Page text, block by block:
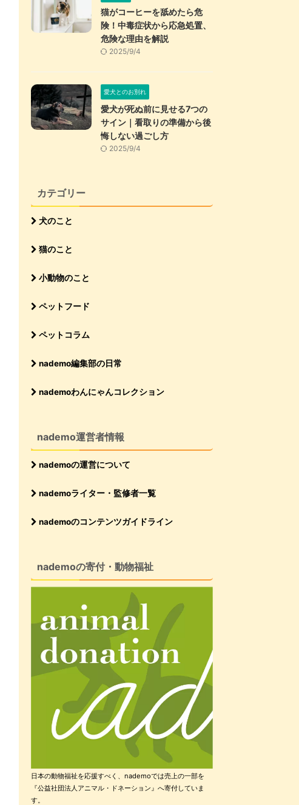
猫がコーヒーを舐めたら危
険！中毒症状から応急処置、
危険な理由を解説
2025/9/4
愛犬とのお別れ
愛犬が死ぬ前に見せる7つの
サイン｜看取りの準備から後
悔しない過ごし方
2025/9/4
カテゴリー
犬のこと
猫のこと
小動物のこと
ペットフード
ペットコラム
nademo編集部の日常
nademoわんにゃんコレクション
nademo運営者情報
nademoの運営について
nademoライター・監修者一覧
nademoのコンテンツガイドライン
nademoの寄付・動物福祉
日本の動物福祉を応援すべく、nademoでは売上の一部を
『公益社団法人アニマル・ドネーション』へ寄付していま
す。